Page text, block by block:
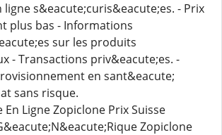
s&eacute;curis&eacute;es. - Prix
plus bas - Informations
sur les produits
- Transactions priv&eacute;es. -
en sant&eacute;
sans risque.
Ligne Zopiclone Prix Suisse
Zopiclone